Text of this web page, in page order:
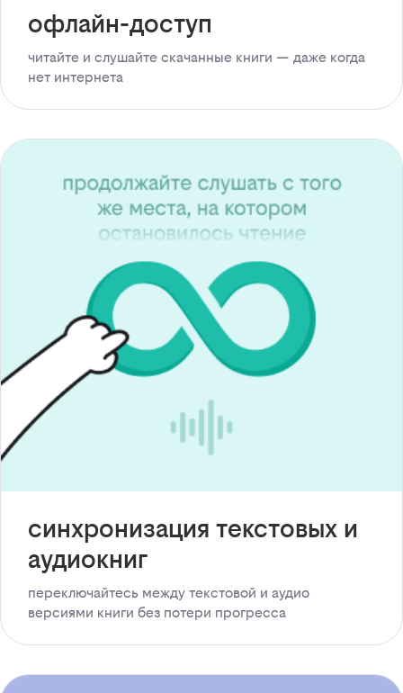
офлайн-доступ
читайте и слушайте скачанные книги — даже когда
нет интернета
синхронизация текстовых и
аудиокниг
переключайтесь между текстовой и аудио
версиями книги без потери прогресса